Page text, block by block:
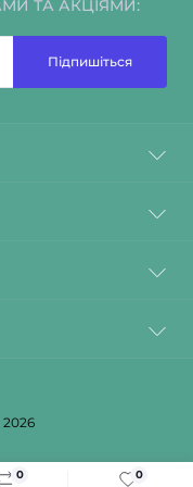
0 0
ТА АКЦІЯМИ:
Підпишіться